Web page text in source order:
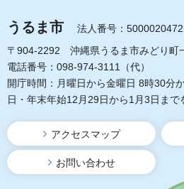
うるま市
法人番号：
〒904-2292 沖縄県うるま市みどり町
電話番号：098-974-3111（代）
開庁時間：月曜日から金曜日 8時30分
日・年末年始12月29日から1月3日まで
アクセスマップ
お問い合わせ